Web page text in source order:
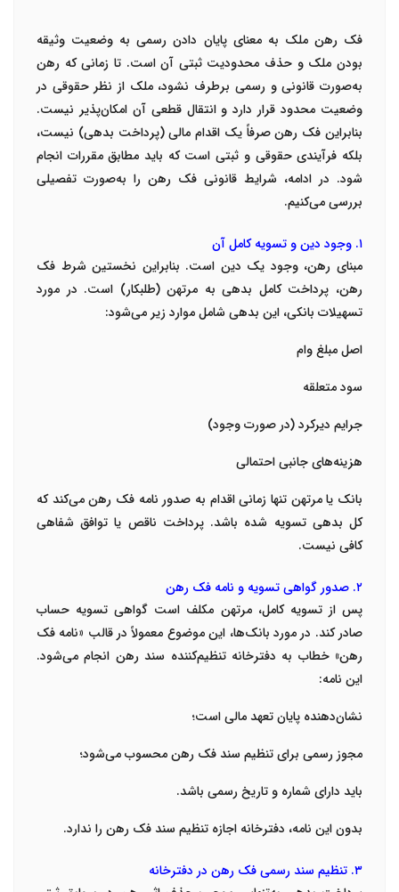
فک رهن ملک به معنای پایان دادن رسمی به وضعیت وثیقه
بودن ملک و حذف محدودیت ثبتی آن است. تا زمانی که رهن
به‌صورت قانونی و رسمی برطرف نشود، ملک از نظر حقوقی در
وضعیت محدود قرار دارد و انتقال قطعی آن امکان‌پذیر نیست.
بنابراین فک رهن صرفاً یک اقدام مالی (پرداخت بدهی) نیست،
بلکه فرآیندی حقوقی و ثبتی است که باید مطابق مقررات انجام
شود. در ادامه، شرایط قانونی فک رهن را به‌صورت تفصیلی
بررسی می‌کنیم.
۱. وجود دین و تسویه کامل آن
مبنای رهن، وجود یک دین است. بنابراین نخستین شرط فک
رهن، پرداخت کامل بدهی به مرتهن (طلبکار) است. در مورد
تسهیلات بانکی، این بدهی شامل موارد زیر می‌شود:
اصل مبلغ وام
سود متعلقه
جرایم دیرکرد (در صورت وجود)
هزینه‌های جانبی احتمالی
بانک یا مرتهن تنها زمانی اقدام به صدور نامه فک رهن می‌کند که
کل بدهی تسویه شده باشد. پرداخت ناقص یا توافق شفاهی
کافی نیست.
۲. صدور گواهی تسویه و نامه فک رهن
پس از تسویه کامل، مرتهن مکلف است گواهی تسویه حساب
صادر کند. در مورد بانک‌ها، این موضوع معمولاً در قالب «نامه فک
رهن» خطاب به دفترخانه تنظیم‌کننده سند رهن انجام می‌شود.
این نامه:
نشان‌دهنده پایان تعهد مالی است؛
مجوز رسمی برای تنظیم سند فک رهن محسوب می‌شود؛
باید دارای شماره و تاریخ رسمی باشد.
بدون این نامه، دفترخانه اجازه تنظیم سند فک رهن را ندارد.
۳. تنظیم سند رسمی فک رهن در دفترخانه